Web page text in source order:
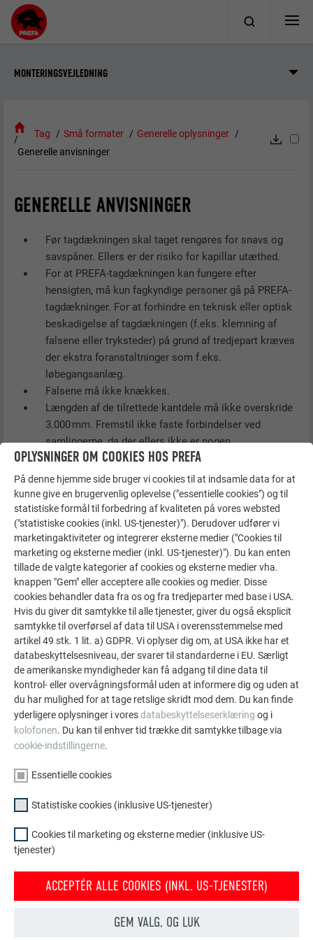
MONTERINGSVEJLEDNING
Tag Små formater
Generelle oplysninger
Generelle anvisninger
GENERELLE ANVISNINGER
Før tagdækningen skal taget rengøres for snavs og
savspåner. Ellers er der risiko for kapillar utæthed.
For at PREFA-tagdækningen kan fungere efter
hensigten, må kun fagkyndige personer gå på PREFA-
tagdækninger. For at forhindre en teknisk eller optisk
beskadigelse af tagdækningen (f.eks. klemning af
falsene eller tryksteder) på grund af tredjepart kræves
der ekstra foranstaltninger som f.eks.
løbegangsanlæg.
Falsene må ikke knækkes.
Længden af de tilrettede kantdele må ikke overskride
3.000 mm. Fremstil ikke faste forbindelser ved
samlingerne, da der ellers ikke er nogen
udvidelsesmulighed.
Til tagplader, tagplader R.16, tagspån, tagspån DS.19,
tagromber 29 × 29, tagromber 44 × 44 og tagpaneler
FX.12 må der kun forarbejdes indfalsnings- og
afslutningsbånd af PREFA-suppleringsbånd (P.10). Kun
på den måde er der sikret ens farver ved
langtidsbelastning.
Farveforskelle undgås ved ikke at blande partier på de
samme flader.
Til PREFA-dækninger over tykkere bitumenlag eller
tykkere skillelag kræves der længere rillesøm (f.eks.
2,8/40). Oplys dette separat i forbindelse med
bestillingen.
På grund af aluminiums modstandsdygtighed over for
korrosion er det ikke nødvendigt at overmale eller
udbedre ridser i båndbelagte aluminiumprodukter.
Udbedring af ridser kan på grund af forskellige
lakkvaliteter i reparationslakken/-stifterne føre til
Vær altid opmærksom på, at alle
kontrolleres, før du begynder med arbejdet.
Anvend en dækhjælp, og tag højde for alle andre
sikkerhedsforanstaltninger, som eventuelle
I tilfælde af pulverlakerede produkter skal man
forvente revner og skader på belægningen, når de
OPLYSNINGER OM COOKIES HOS PREFA
På denne hjemme side bruger vi cookies til at indsamle data for at
kunne give en brugervenlig oplevelse ("essentielle cookies") og til
statistiske formål til forbedring af kvaliteten på vores websted
("statistiske cookies (inkl. US-tjenester)"). Derudover udfører vi
marketingaktiviteter og integrerer eksterne medier ("Cookies til
marketing og eksterne medier (inkl. US-tjenester)"). Du kan enten
tillade de valgte kategorier af cookies og eksterne medier vha.
knappen "Gem" eller acceptere alle cookies og medier. Disse
cookies behandler data fra os og fra tredjeparter med base i USA.
Hvis du giver dit samtykke til alle tjenester, giver du også eksplicit
samtykke til overførsel af data til USA i overensstemmelse med
artikel 49 stk. 1 lit. a) GDPR. Vi oplyser dig om, at USA ikke har et
databeskyttelsesniveau, der svarer til standarderne i EU. Særligt
de amerikanske myndigheder kan få adgang til dine data til
kontrol- eller overvågningsformål uden at informere dig og uden at
du har mulighed for at tage retslige skridt mod dem. Du kan finde
yderligere oplysninger i voresdatabeskyttelseserklæring og i
kolofonen. Du kan til enhver tid trække dit samtykke tilbage via
cookie-indstillingerne.
Essentielle cookies
Statistiske cookies (inklusive US-tjenester)
Cookies til marketing og eksterne medier (inklusive US-
tjenester)
ACCEPTÉR ALLE COOKIES (INKL. US-TJENESTER)
GEM VALG, OG LUK